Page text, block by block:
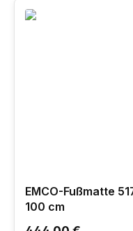
EMCO-Fußmatte
100 cm